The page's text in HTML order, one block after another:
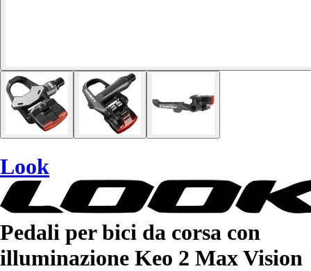
Look
Pedali per bici da corsa con
illuminazione Keo 2 Max Vision